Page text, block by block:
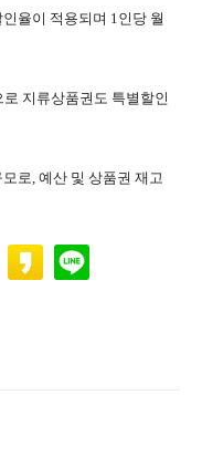
율이 적용되며 1인당 월
지류상품권도 특별할인
로, 예산 및 상품권 재고